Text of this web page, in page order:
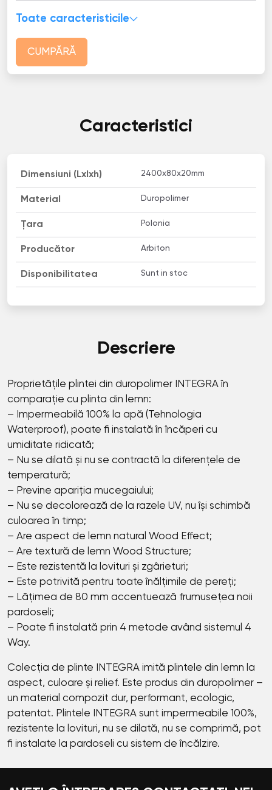
Toate caracteristicile
CUMPĂRĂ
Caracteristici
Dimensiuni (Lxlxh) 2400х80х20mm
Material Duropolimer
Țara Polonia
Producător Arbiton
Disponibilitatea Sunt in stoc
Descriere
Proprietățile plintei din duropolimer INТЕGRА în
comparație cu plinta din lemn:
– Impermeabilă 100% la apă (Tehnologia
Waterproof), poate fi instalată în încăperi cu
umiditate ridicată;
– Nu se dilată și nu se contractă la diferențele de
temperatură;
– Previne apariția mucegaiului;
– Nu se decolorează de la razele UV, nu își schimbă
culoarea în timp;
– Are aspect de lemn natural Wood Effect;
– Are textură de lemn Wood Structure;
– Este rezistentă la lovituri și zgârieturi;
– Este potrivită pentru toate înălțimile de pereți;
– Lățimea de 80 mm accentuează frumusețea noii
pardoseli;
– Poate fi instalată prin 4 metode având sistemul 4
Way.
Colecția de plinte INТЕGRА imită plintele din lemn la
aspect, culoare și relief. Este produs din duropolimer –
un material compozit dur, performant, ecologic,
patentat. Plintele INТЕGRА sunt impermeabile 100%,
rezistente la lovituri, nu se dilată, nu se comprimă, pot
fi instalate la pardoseli cu sistem de încălzire.